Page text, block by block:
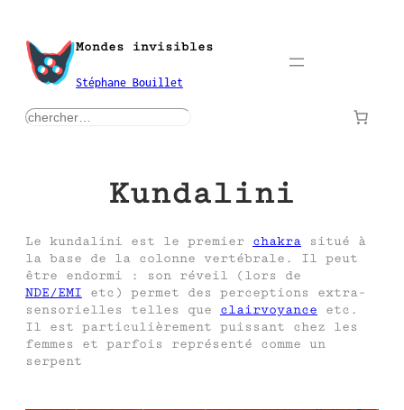
contenu
Mondes invisibles
Stéphane Bouillet
rechercher
Kundalini
Le kundalini est le premier chakra situé à
la base de la colonne vertébrale. Il peut
être endormi : son réveil (lors de
NDE/EMI etc) permet des perceptions extra-
sensorielles telles que clairvoyance etc.
Il est particulièrement puissant chez les
femmes et parfois représenté comme un
serpent